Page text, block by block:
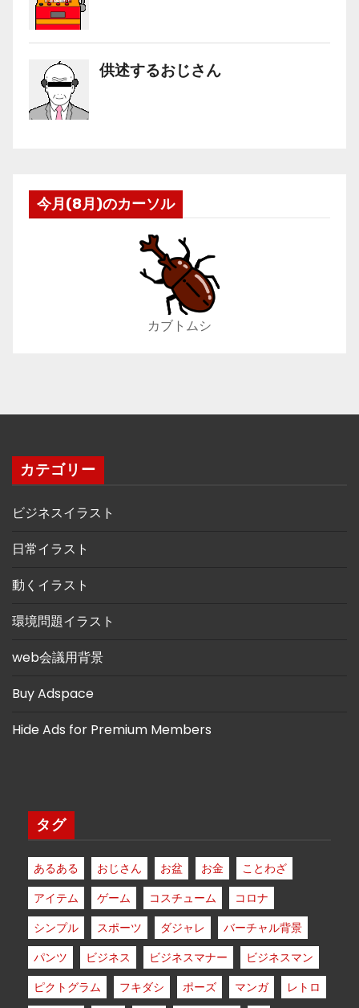
今月(8月)のカーソル
カブトムシ
カテゴリー
ビジネスイラスト
日常イラスト
動くイラスト
環境問題イラスト
web会議用背景
Buy Adspace
Hide Ads for Premium Members
タグ
あるある おじさん お盆 お金
ことわざ
アイテム
ゲーム コスチューム
コロナ
シンプル
スポーツ ダジャレ
バーチャル背景
パンツ
ビジネス ビジネスマナー
ビジネスマン
ピクトグラム
フキダシ ポーズ マンガ
レトロ